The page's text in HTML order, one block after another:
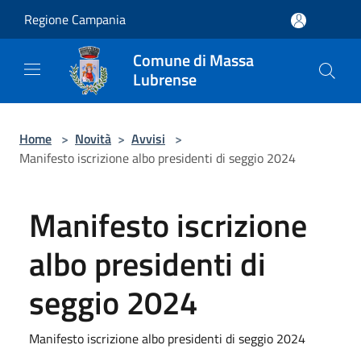
Regione Campania
Comune di Massa
Lubrense
Home > Novità > Avvisi >
Manifesto iscrizione albo presidenti di seggio 2024
Manifesto iscrizione
albo presidenti di
seggio 2024
Manifesto iscrizione albo presidenti di seggio 2024